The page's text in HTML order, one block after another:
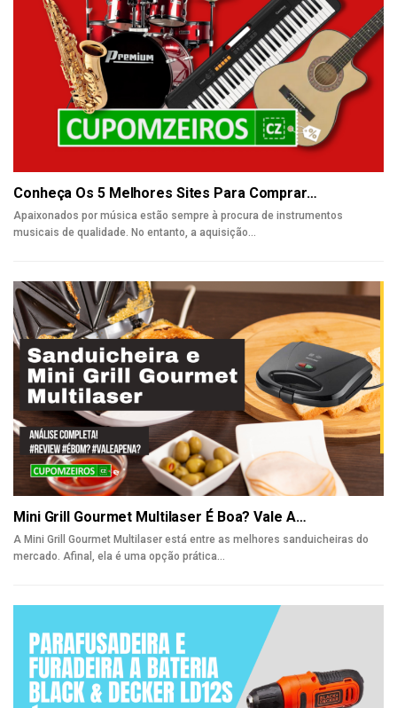
Conheça Os 5 Melhores Sites Para Comprar…
Apaixonados por música estão sempre à procura de instrumentos
musicais de qualidade. No entanto, a aquisição…
Mini Grill Gourmet Multilaser É Boa? Vale A…
A Mini Grill Gourmet Multilaser está entre as melhores sanduicheiras do
mercado. Afinal, ela é uma opção prática…